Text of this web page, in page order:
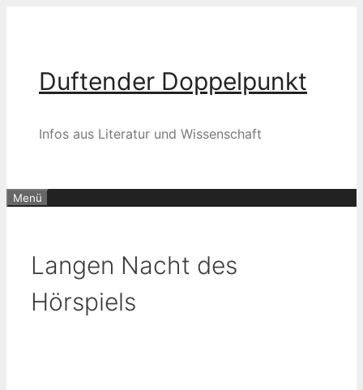
Duftender Doppelpunkt
Infos aus Literatur und Wissenschaft
Menü
Langen Nacht des
Hörspiels